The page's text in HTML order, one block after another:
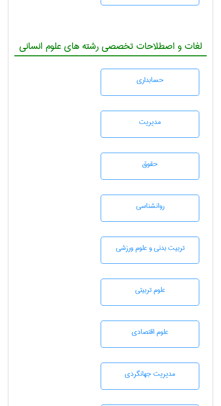
لغات و اصطلاحات تخصصی رشته های علوم انسانی
حسابداری
مديريت
حقوق
روانشناسی
تربيت بدنی و علوم ورزشی
علوم تربيتی
علوم اقتصادی
مديريت جهانگردی